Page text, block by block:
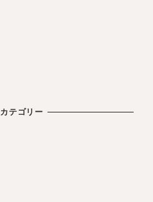
カテゴリー